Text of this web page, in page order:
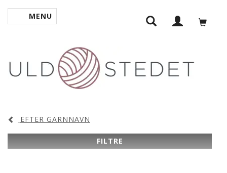
SKIFTE NAVIGATION
MENU
EFTER GARNNAVN
FILTRE